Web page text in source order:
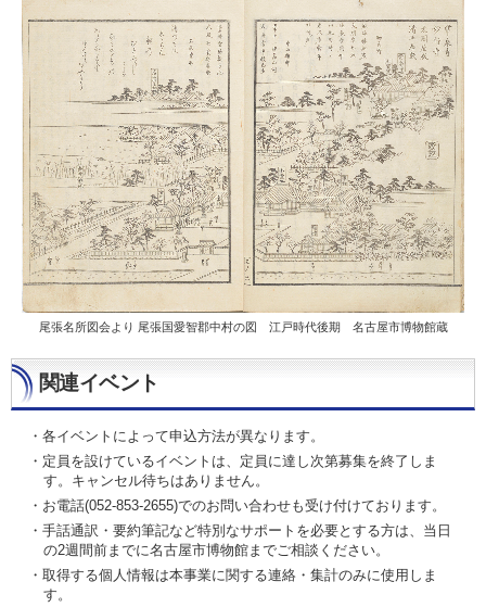
尾張名所図会より 尾張国愛智郡中村の図 江戸時代後期 名古屋市博物館蔵
関連イベント
・各イベントによって申込方法が異なります。
・定員を設けているイベントは、定員に達し次第募集を終了しま
す。キャンセル待ちはありません。
・お電話(052-853-2655)でのお問い合わせも受け付けております。
・手話通訳・要約筆記など特別なサポートを必要とする方は、当日
の2週間前までに名古屋市博物館までご相談ください。
・取得する個人情報は本事業に関する連絡・集計のみに使用しま
す。